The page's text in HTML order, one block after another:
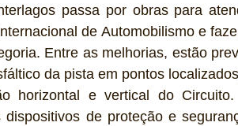
passa por obras para
de Automobilismo e
Entre as melhorias, estão
da pista em pontos
horizontal e vertical do
de proteção e